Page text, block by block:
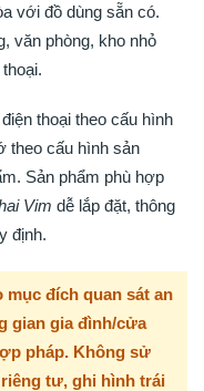
với đồ dùng sẵn có.
văn phòng, kho nhỏ
thoại theo cấu hình
theo cấu hình sản
Sản phẩm phù hợp
Vim dễ lắp đặt, thông
định.
đích quan sát an
gian gia đình/cửa
pháp. Không sử
tư, ghi hình trái